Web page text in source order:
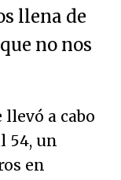
llena de
no nos
a cabo
54, un
en